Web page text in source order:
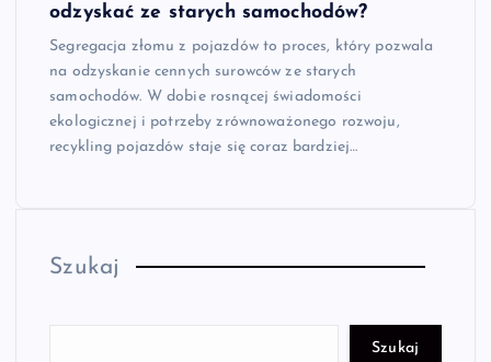
odzyskać ze starych samochodów?
Segregacja złomu z pojazdów to proces, który pozwala
na odzyskanie cennych surowców ze starych
samochodów. W dobie rosnącej świadomości
ekologicznej i potrzeby zrównoważonego rozwoju,
recykling pojazdów staje się coraz bardziej…
Szukaj
Szukaj